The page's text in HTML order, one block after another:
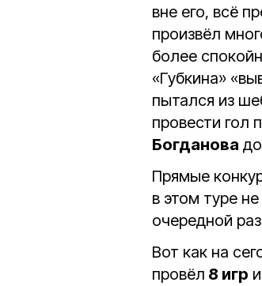
вне его, всё
произвёл
более
«Губкина»
пытался из
провести гол
Богданова
Прямые
в этом туре
очередной
Вот как на
провёл 8 игр